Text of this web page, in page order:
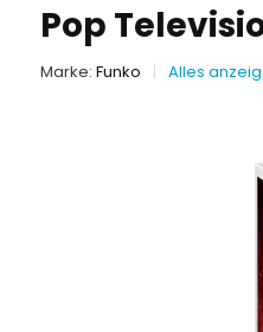
Pop
Marke: Funko Alles